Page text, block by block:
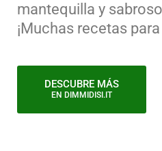
mantequilla y
¡Muchas recetas
DESCUBRE MÁS
EN DIMMIDISI.IT